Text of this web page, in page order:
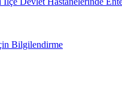
Bilgilendirme